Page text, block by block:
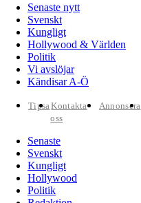
Senaste nytt
Svenskt
Kungligt
Hollywood & Världen
Politik
Vi avslöjar
Kändisar A-Ö
TipsaKontakta
oss
Annonsera
Senaste
Svenskt
Kungligt
Hollywood
Politik